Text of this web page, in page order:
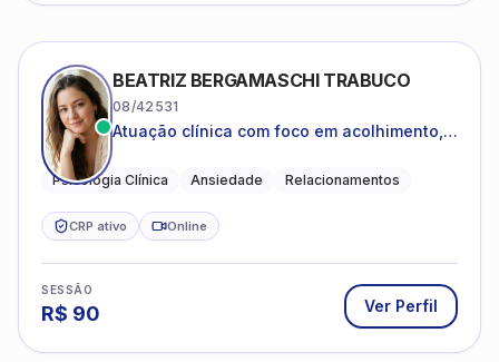
BEATRIZ BERGAMASCHI TRABUCO
08/42531
Atuação clínica com foco em acolhimento,
Psicologia Clínica Ansiedade Relacionamentos
CRP ativo Online
SESSÃO
R$ 90 Ver Perfil